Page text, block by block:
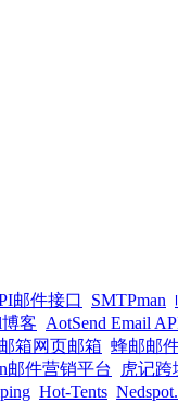
邮件接口 SMTPman
客 AotSend Email
箱网页邮箱 蜂邮邮
邮件营销平台 虎记跨
Hot-Tents